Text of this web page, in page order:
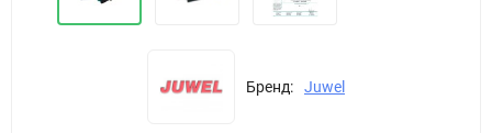
Бренд: Juwel